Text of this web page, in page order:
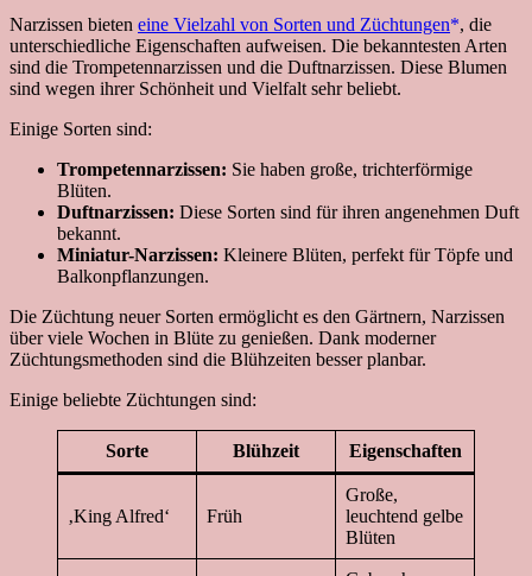
Narzissen bieten eine Vielzahl von Sorten und Züchtungen , die
unterschiedliche Eigenschaften aufweisen. Die bekanntesten Arten
sind die Trompetennarzissen und die Duftnarzissen. Diese Blumen
sind wegen ihrer Schönheit und Vielfalt sehr beliebt.
Einige Sorten sind:
Trompetennarzissen: Sie haben große, trichterförmige
Blüten.
Duftnarzissen: Diese Sorten sind für ihren angenehmen Duft
bekannt.
Miniatur-Narzissen: Kleinere Blüten, perfekt für Töpfe und
Balkonpflanzungen.
Die Züchtung neuer Sorten ermöglicht es den Gärtnern, Narzissen
über viele Wochen in Blüte zu genießen. Dank moderner
Züchtungsmethoden sind die Blühzeiten besser planbar.
Einige beliebte Züchtungen sind:
Sorte Blühzeit Eigenschaften
‚King Alfred‘ Früh
Große,
leuchtend gelbe
Blüten